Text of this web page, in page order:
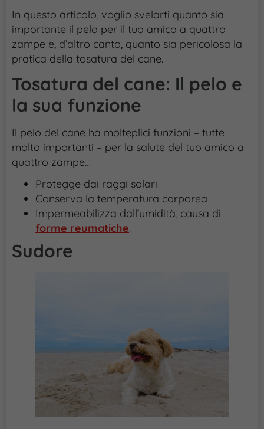
In questo articolo, voglio svelarti quanto sia
importante il pelo per il tuo amico a quattro
zampe e, d’altro canto, quanto sia pericolosa la
pratica della tosatura del cane.
Tosatura del cane: Il pelo e
la sua funzione
Il pelo del cane ha molteplici funzioni – tutte
molto importanti – per la salute del tuo amico a
quattro zampe…
Protegge dai raggi solari
Conserva la temperatura corporea
Impermeabilizza dall’umidità, causa di
forme reumatiche.
Sudore